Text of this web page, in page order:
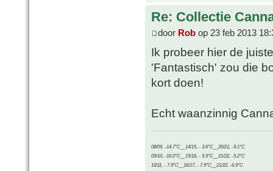
Re: Collectie
door Rob op 23 feb 2013
Ik probeer hier de
'Fantastisch' zou die
kort doen!
Echt waanzinnig
08/09, -14.7°C__14/15, - 3.6°C__20/21, -9.1°C
09/10, -10.0°C__15/16, - 5.9°C__21/22, -5.2°C
10/11, - 7.9°C__16/17, - 7.9°C__21/22, -6.9°C